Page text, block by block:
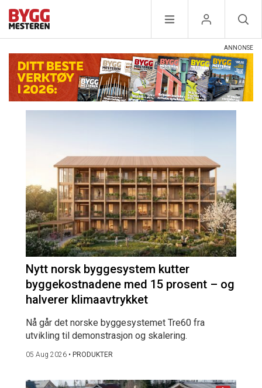
Nytt norsk byggesystem kutter
byggekostnadene med 15 prosent – og
halverer klimaavtrykket
Nå går det norske byggesystemet Tre60 fra
utvikling til demonstrasjon og skalering.
05 Aug 2026 • PRODUKTER